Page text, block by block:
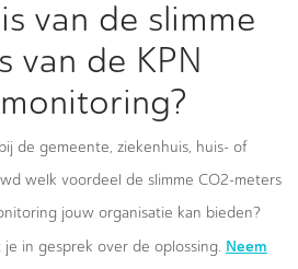
van de slimme
van de KPN
de gemeente, ziekenhuis, huis- of
welk voordeel de slimme CO2-meters
jouw organisatie kan bieden?
in gesprek over de oplossing. Neem